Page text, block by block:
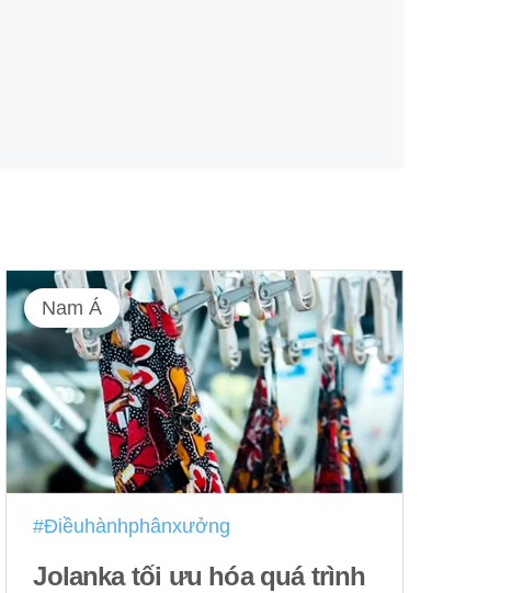
Nam Á
#Điềuhànhphânxưởng
Jolanka tối ưu hóa quá trình